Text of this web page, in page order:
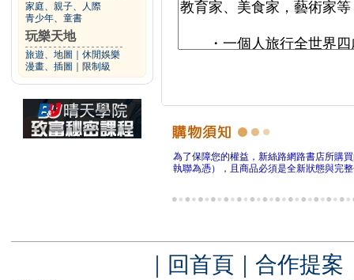
家庭、親子、人際
青少年、童書
玩樂天地
旅遊、地圖
休閒娛樂
漫畫、插圖
限制級
為了保障您的權益，新絲路網路書店所購
執聯為憑），且商品必須是全新狀態與完
｜ 回首頁 ｜ 合作提案